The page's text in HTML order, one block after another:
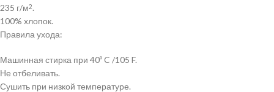
235 г/м2.
100% хлопок.
Правила ухода:
Машинная стирка при 40º C /105 F.
Не отбеливать.
Сушить при низкой температуре.